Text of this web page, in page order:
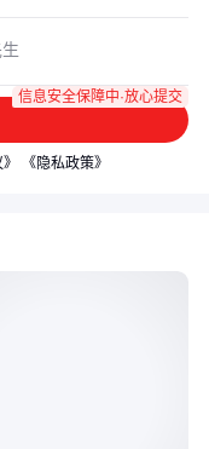
信息安全保障中·放心提交
《隐私政策》